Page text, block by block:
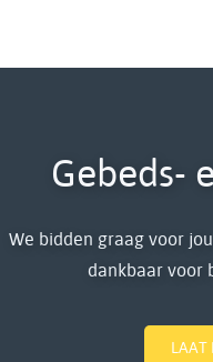
Gebeds-
We bidden graag voor
dankbaar voor
LAAT